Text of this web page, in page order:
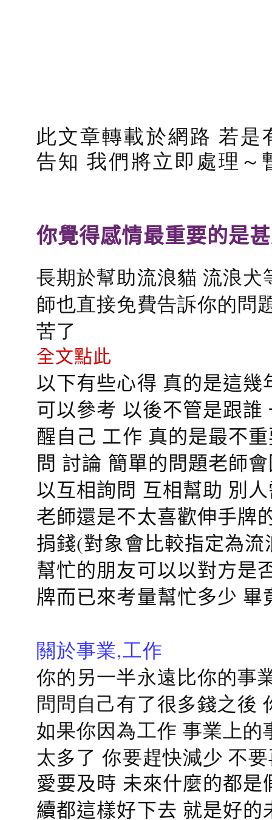
此文章轉載於網路 若
告知 我們將立即處理～
你覺得感情最重要的是
長期於幫助流浪貓 流浪
師也直接免費告訴你的問
苦了
全文點此
以下有些心得 真的是這
可以參考 以後不管是跟
醒自己 工作 真的是最不
問 討論 簡單的問題老師
以互相詢問 互相幫助 別
老師還是不太喜歡伸手牌
捐錢(對象會比較指定為
幫忙的朋友可以以對方是
牌而已來考量幫忙多少
關於事業,工作
你的另一半永遠比你的事
問問自己有了很多錢之後
如果你因為工作 事業上
太多了 你要趕快減少 不
愛要及時 未來什麼的都
續都這樣好下去 就是好的